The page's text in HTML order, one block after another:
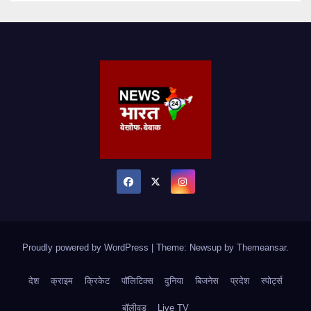
Proudly powered by WordPress Theme: Newsup by Themeansar.
देश क्राइम क्रिकेट पॉलिटिक्स दुनिया बिजनेस प्रदेश स्पोर्ट्स
बॉलीवुड Live TV